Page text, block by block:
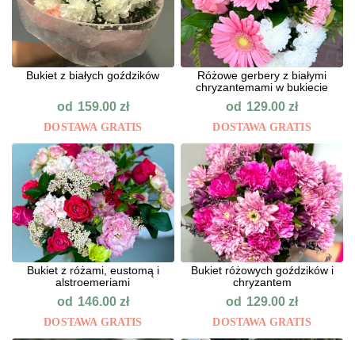
Bukiet z białych goździków
od 159.00 zł
DOSTAWA GRATIS
Różowe gerbery z białymi
chryzantemami w bukiecie
od 129.00zł
DOSTAWA GRATIS
Bukiet z różami, eustomą i
alstroemeriami
od 146.00 zł
DOSTAWA GRATIS
Bukiet różowych goździków i
chryzantem
od 129.00zł
DOSTAWA GRATIS